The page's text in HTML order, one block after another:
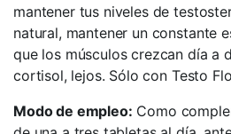
mantener tus niveles de
natural, mantener un constante
que los músculos crezcan día a
cortisol, lejos. Sólo con Testo
Modo de empleo: Como